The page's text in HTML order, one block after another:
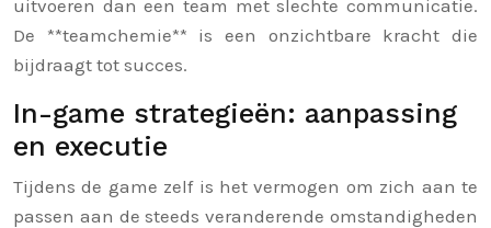
uitvoeren dan een team met slechte communicatie.
De **teamchemie** is een onzichtbare kracht die
bijdraagt tot succes.
In-game strategieën: aanpassing
en executie
Tijdens de game zelf is het vermogen om zich aan te
passen aan de steeds veranderende omstandigheden